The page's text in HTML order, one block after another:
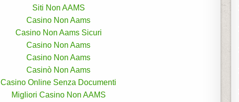
Siti Non AAMS
Casino Non Aams
Casino Non Aams Sicuri
Casino Non Aams
Casino Non Aams
Casinò Non Aams
Casino Online Senza Documenti
Migliori Casino Non AAMS